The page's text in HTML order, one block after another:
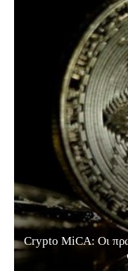
Crypto MiCA: Οι